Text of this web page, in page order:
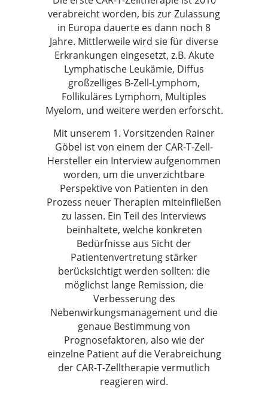
verabreicht worden, bis zur Zulassung
in Europa dauerte es dann noch 8
Jahre. Mittlerweile wird sie für diverse
Erkrankungen eingesetzt, z.B. Akute
Lymphatische Leukämie, Diffus
großzelliges B-Zell-Lymphom,
Follikuläres Lymphom, Multiples
Myelom, und weitere werden erforscht.
Mit unserem 1. Vorsitzenden Rainer
Göbel ist von einem der CAR-T-Zell-
Hersteller ein Interview aufgenommen
worden, um die unverzichtbare
Perspektive von Patienten in den
Prozess neuer Therapien miteinfließen
zu lassen. Ein Teil des Interviews
beinhaltete, welche konkreten
Bedürfnisse aus Sicht der
Patientenvertretung stärker
berücksichtigt werden sollten: die
möglichst lange Remission, die
Verbesserung des
Nebenwirkungsmanagement und die
genaue Bestimmung von
Prognosefaktoren, also wie der
einzelne Patient auf die Verabreichung
der CAR-T-Zelltherapie vermutlich
reagieren wird.